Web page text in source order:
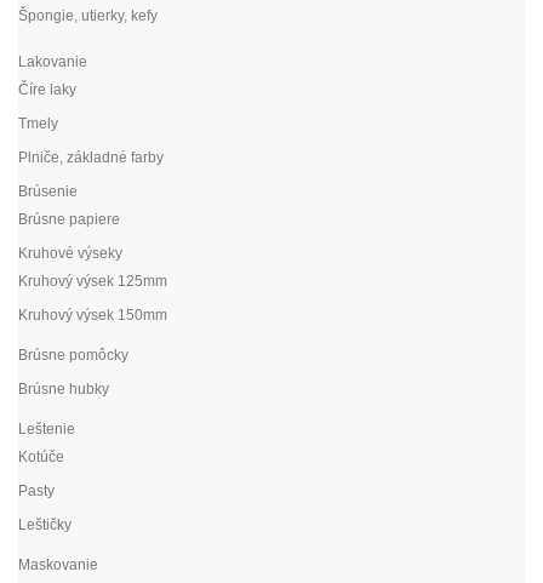
Špongie, utierky, kefy
Lakovanie
Číre laky
Tmely
Plniče, základné farby
Brúsenie
Brúsne papiere
Kruhové výseky
Kruhový výsek 125mm
Kruhový výsek 150mm
Brúsne pomôcky
Brúsne hubky
Leštenie
Kotúče
Pasty
Leštičky
Maskovanie